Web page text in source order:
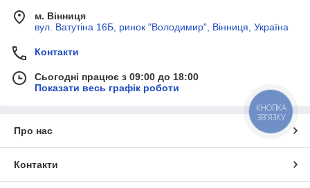
м. Вінниця
вул. Ватутіна 16Б, ринок "Володимир", Вінниця, Україна
Контакти
Сьогодні працює з 09:00 до 18:00
Показати весь графік роботи
Про нас
Контакти
КНОПКА
ЗВ'ЯЗКУ